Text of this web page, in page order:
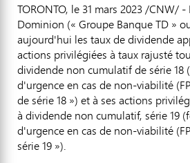
TORONTO, le 31 mars 2023/CNW/ -
Dominion (« Groupe Banque TD »
aujourd'hui les taux de dividende
actions privilégiées à taux rajusté
dividende non cumulatif de série 18
d'urgence en cas de non-viabilité
de série 18 ») et à ses actions
à dividende non cumulatif, série 19
d'urgence en cas de non-viabilité
série 19 »).